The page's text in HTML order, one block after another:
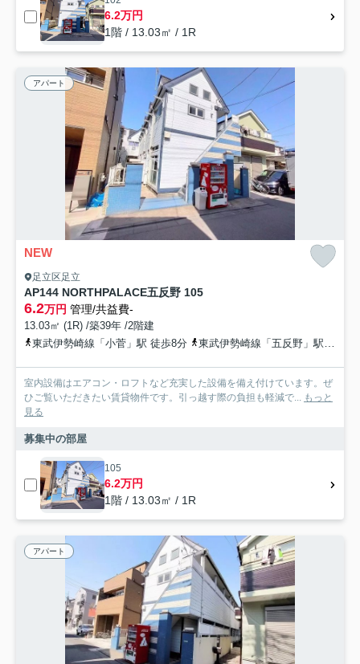
6.2万円
1階 / 13.03㎡ / 1R
アパート
NEW
足立区足立
AP144 NORTHPALACE五反野 105
6.2万円 管理/共益費-
13.03㎡ (1R) /築39年 /2階建
東武伊勢崎線「小菅」駅 徒歩8分
東武伊勢崎線「五反野」駅 徒歩9分
室内設備はエアコン・ロフトなど充実した設備を備え付けています。ぜ
ひご覧いただきたい賃貸物件です。引っ越す際の負担も軽減で... もっと
見る
募集中の部屋
105
6.2万円
1階 / 13.03㎡ / 1R
アパート